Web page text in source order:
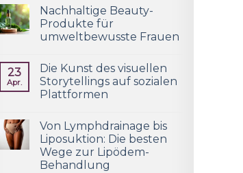
Nachhaltige Beauty-
Produkte für
umweltbewusste Frauen
23
Apr.
Die Kunst des visuellen
Storytellings auf sozialen
Plattformen
Von Lymphdrainage bis
Liposuktion: Die besten
Wege zur Lipödem-
Behandlung